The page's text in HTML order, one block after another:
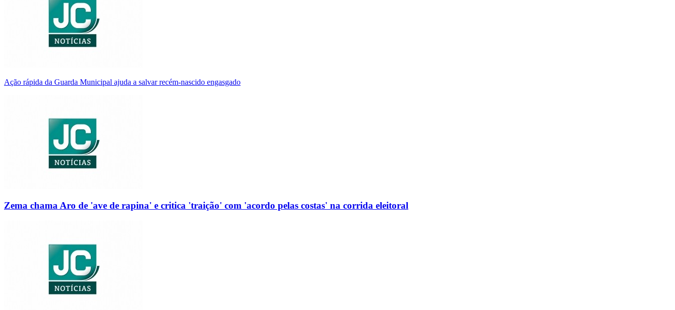
Ação rápida da Guarda Municipal ajuda a salvar recém-nascido engasgado
Zema chama Aro de 'ave de rapina' e critica 'traição' com 'acordo pelas costas' na corrida eleitoral